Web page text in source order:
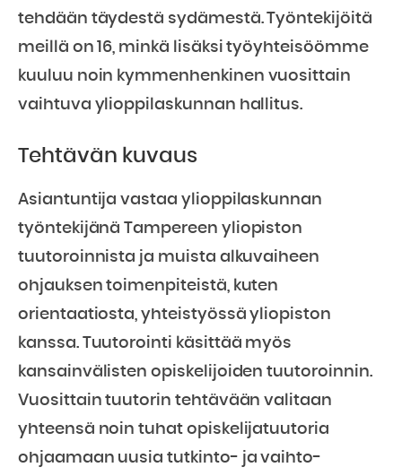
tehdään täydestä sydämestä. Työntekijöitä
meillä on 16, minkä lisäksi työyhteisöömme
kuuluu noin kymmenhenkinen vuosittain
vaihtuva ylioppilaskunnan hallitus.
Tehtävän kuvaus
Asiantuntija vastaa ylioppilaskunnan
työntekijänä Tampereen yliopiston
tuutoroinnista ja muista alkuvaiheen
ohjauksen toimenpiteistä, kuten
orientaatiosta, yhteistyössä yliopiston
kanssa. Tuutorointi käsittää myös
kansainvälisten opiskelijoiden tuutoroinnin.
Vuosittain tuutorin tehtävään valitaan
yhteensä noin tuhat opiskelijatuutoria
ohjaamaan uusia tutkinto- ja vaihto-